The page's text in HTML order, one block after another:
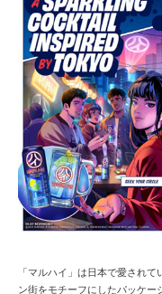
「マルハイ」は日本で愛され
ン街をモチーフにしたパッケー